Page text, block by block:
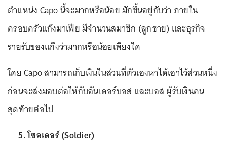
ตำแหน่ง Capo นี้จะมากหรือน้อย มักขึ้นอยู่กับว่า ภายใน
ครอบครัวแก๊งมาเฟีย มีจำนวนสมาชิก (ลูกชาย) และธุรกิจ
รายรับของแก๊งว่ามากหรือน้อยเพียงใด
โดย Capo สามารถเก็บเงินในส่วนที่ตัวเองหาได้เอาไว้ส่วนหนึ่ง
ก่อนจะส่งมอบต่อให้กับอันเดอร์บอส และบอส ผู้รับเงินคน
สุดท้ายต่อไป
5. โซลเดอร์ (Soldier)